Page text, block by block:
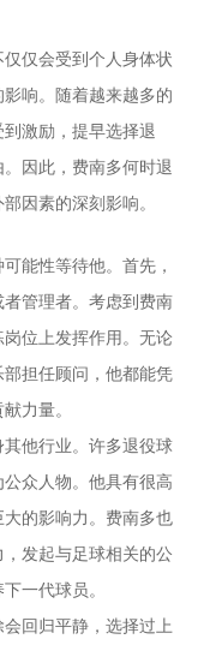
仅会受到个人身体状
响。随着越来越多的
激励，提早选择退
因此，费南多何时退
因素的深刻影响。
能性等待他。首先，
管理者。考虑到费南
位上发挥作用。无论
担任顾问，他都能凭
力量。
他行业。许多退役球
众人物。他具有很高
的影响力。费南多也
发起与足球相关的公
一代球员。
回归平静，选择过上